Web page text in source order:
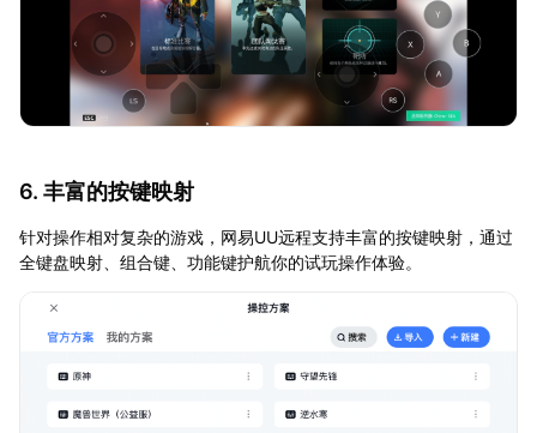
6. 丰富的按键映射
针对操作相对复杂的游戏，网易UU远程支持丰富的按键映射，通过
全键盘映射、组合键、功能键护航你的试玩操作体验。